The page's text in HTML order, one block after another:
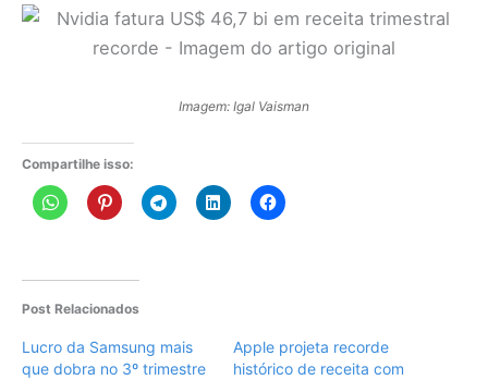
Imagem: Igal Vaisman
Compartilhe isso:
Post Relacionados
Lucro da Samsung mais
que dobra no 3º trimestre
Apple projeta recorde
histórico de receita com